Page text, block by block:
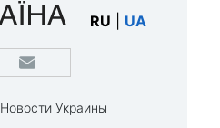
RU UA
Новости Украины